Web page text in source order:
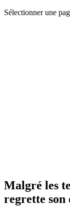
Sélectionner une
Malgré les
regrette son